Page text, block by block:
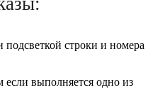
подсветкой строки и номера
если выполняется одно из